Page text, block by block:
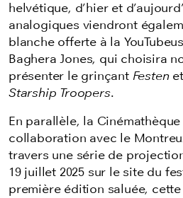
helvétique, d’hier et
analogiques viendront
blanche offerte à la
Baghera Jones, qui choisira
présenter le grinçant Festen
Starship Troopers.
En parallèle, la
collaboration avec le
travers une série de
19 juillet 2025 sur le site du
première édition saluée,